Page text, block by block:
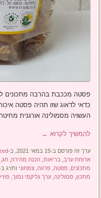
פסטה מככבת בהרבה מתכונים
כדאי לדאוג שזו תהיה פסטה
העשויה מסמולינה אורגנית
להמשיך לקרוא ←
ערך זה פורסם ב-15 במאי 2021, ב-
ארוחת ערב בריאות הכנה מהירה ,חג
מתכונים
פסטה פרווה ,צמחוני ותויג
מתכון ,סמולינה ,ערך גליקמי נמוך